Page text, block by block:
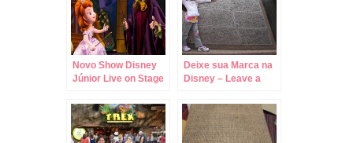
Novo Show Disney
Júnior Live on Stage
Studios!
Deixe sua Marca na
Disney – Leave a